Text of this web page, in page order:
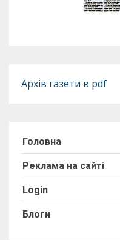
Архів газети в pdf
Головна
Реклама на сайті
Login
Блоги